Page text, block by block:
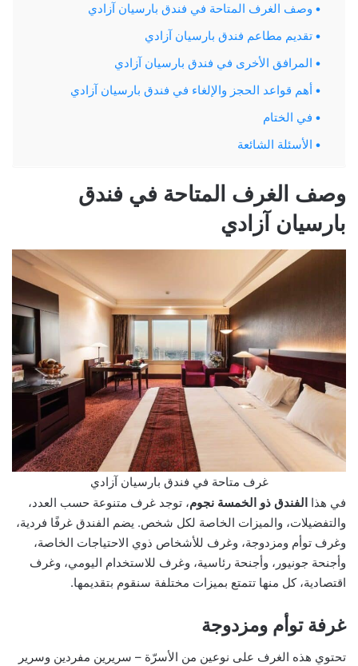
وصف الغرف المتاحة في فندق بارسيان آزادي
تقديم مطاعم فندق بارسيان آزادي
المرافق الأخرى في فندق بارسيان آزادي
أهم قواعد الحجز والإلغاء في فندق بارسيان آزادي
في الختام
الأسئلة الشائعة
وصف الغرف المتاحة في فندق
بارسيان آزادي
غرف متاحة في فندق بارسيان آزادي
في هذا الفندق ذو الخمسة نجوم، توجد غرف متنوعة حسب العدد،
والتفضيلات، والميزات الخاصة لكل شخص. يضم الفندق غرفًا فردية،
وغرف توأم ومزدوجة، وغرف للأشخاص ذوي الاحتياجات الخاصة،
وأجنحة جونيور، وأجنحة رئاسية، وغرف للاستخدام اليومي، وغرف
اقتصادية، كل منها تتمتع بميزات مختلفة سنقوم بتقديمها.
غرفة توأم ومزدوجة
تحتوي هذه الغرف على نوعين من الأسرّة – سريرين مفردين وسرير